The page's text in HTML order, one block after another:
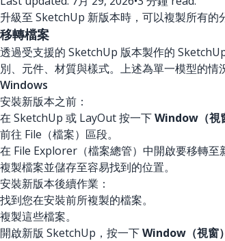
升級至 SketchUp 新版本時，可以複製所有
移轉檔案
透過受支援的 SketchUp 版本製作的
別、元件、材質與樣式。上述為單一模型的情
Windows
安裝新版本之前：
在 SketchUp 或 LayOut 按一下Window（視
前往 File（檔案）區段。
在 File Explorer（檔案總管）中開啟要移轉至
複製檔案並儲存至容易找到的位置。
安裝新版本後續作業：
找到您在安裝前所複製的檔案。
複製這些檔案。
開啟新版 SketchUp，按一下Window（視窗